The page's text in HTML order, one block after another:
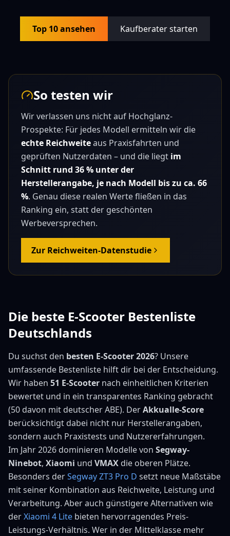
Top 10 ansehen Kaufberater starten
So testen wir
Wir verlassen uns nicht auf Hochglanz-
Prospekte: Für jedes Modell ermitteln wir die
echte Reichweiteaus Praxisfahrten und
geprüften Nutzerdaten – und die liegt im
Schnitt rund 36% unter der
Herstellerangabe, je nach Modell bis zu ca. 66
%. Genau diese realen Werte fließen in das
Ranking ein, statt der geschönten
Werbeversprechen.
Zur Reichweiten-Datenstudie
Die beste E-Scooter Bestenliste
Deutschlands
Du suchst den besten E-Scooter 2026? Unsere
umfassende Bestenliste hilft dir bei der Entscheidung.
Wir haben 51 E-Scooter nach einheitlichen Kriterien
bewertet und in ein transparentes Ranking gebracht
(50 davon mit deutscher ABE). DerAkkualle-Score
berücksichtigt dabei nicht nur Herstellerangaben,
sondern auch Praxistests und Nutzererfahrungen.
Im Jahr 2026 dominieren Modelle von Segway-
Ninebot, Xiaomi und VMAX die oberen Plätze.
Besonders derSegway ZT3 Pro D setzt neue Maßstäbe
mit seiner Kombination aus Reichweite, Leistung und
Verarbeitung. Aber auch günstigere Alternativen wie
derXiaomi 4 Lite bieten hervorragendes Preis-
Leistungs-Verhältnis. Wer in der Mittelklasse mehr